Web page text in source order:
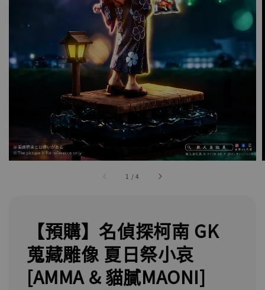
1 /4
【預購】名偵探柯南 GK
蒐藏雕像 夏日祭小哀
[AMMA & 貓膩MAONI]